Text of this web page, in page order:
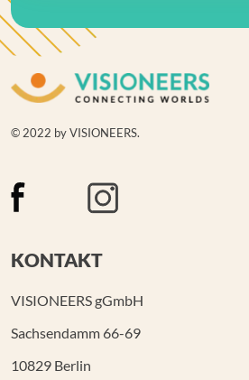
© 2022 by VISIONEERS.
KONTAKT
VISIONEERS gGmbH
Sachsendamm 66-69
10829 Berlin